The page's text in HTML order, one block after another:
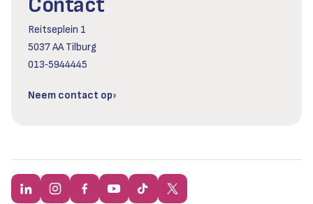
Reitseplein 1
5037 AA Tilburg
013‑5944445
Neem contact op